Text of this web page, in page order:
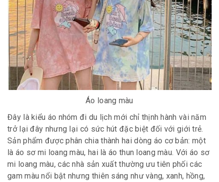
Áo loang màu
Đây là kiểu áo nhóm đi du lịch mới chỉ thịnh hành vài năm
trở lại đây nhưng lại có sức hút đặc biệt đối với giới trẻ.
Sản phẩm được phân chia thành hai dòng áo cơ bản: một
là áo sơ mi loang màu, hai là áo thun loang màu. Với áo sơ
mi loang màu, các nhà sản xuất thường ưu tiên phối các
gam màu nổi bật nhưng thiên sáng như vàng, xanh, hồng,